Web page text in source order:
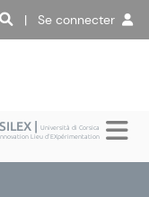
| Se connecter
SILEX |Università di Corsica
Lieu d'EXpérimentation